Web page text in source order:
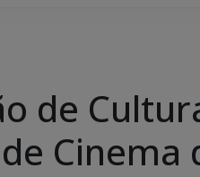
de
Cinema